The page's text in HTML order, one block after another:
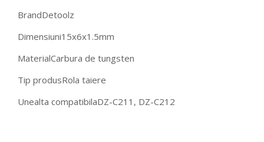
BrandDetoolz
Dimensiuni15x6x1.5mm
MaterialCarbura de tungsten
Tip produsRola taiere
Unealta compatibilaDZ-C211, DZ-C212